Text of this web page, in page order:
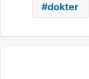
dokter